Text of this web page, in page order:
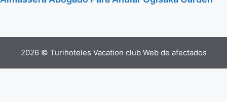
2026 © Turihoteles Vacation club Web de afectados